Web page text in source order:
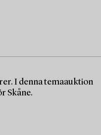
I denna temaauktion
Skåne.